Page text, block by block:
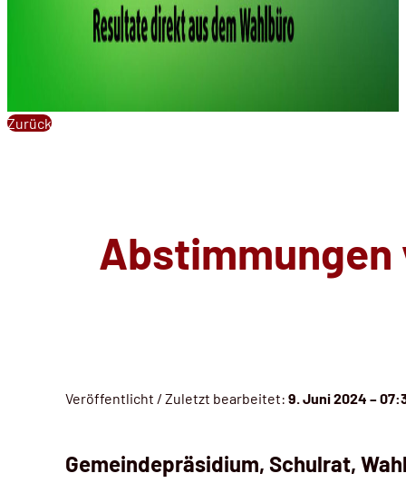
Zurück
Abstimmungen
Veröffentlicht / Zuletzt bearbeitet: 9. Juni 2024 –
Gemeindepräsidium, Schulrat,